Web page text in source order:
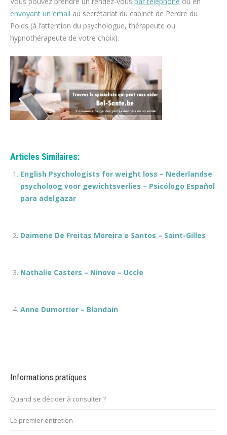
envoyant un email au secrétariat du cabinet de Perdre du
Poids (à l’attention du psychologue, thérapeute ou
hypnothérapeute de votre choix).
Articles Similaires:
English Psychologists for weight loss – Nederlandse
psycholoog voor gewichtsverlies – Psicólogo Español
para adelgazar
...
Daimene De Freitas Moreira e Santos – Saint-Gilles
...
Nathalie Casters – Ninove – Uccle
...
Anne Dumortier – Blandain
...
Informations pratiques
Quand se décider à consulter ?
Le premier entretien